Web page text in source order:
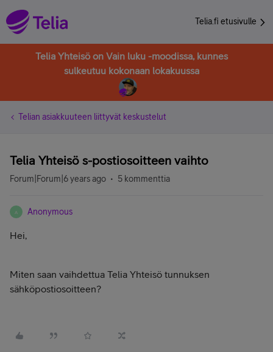
Telia.fi etusivulle
Telia Yhteisö on Vain luku -moodissa, kunnes
sulkeutuu kokonaan lokakuussa
Telian asiakkuuteen liittyvät keskustelut
Telia Yhteisö s-postiosoitteen vaihto
Forum|Forum|6 years ago 5 kommenttia
A Anonymous
Hei,
Miten saan vaihdettua Telia Yhteisö tunnuksen
sähköpostiosoitteen?